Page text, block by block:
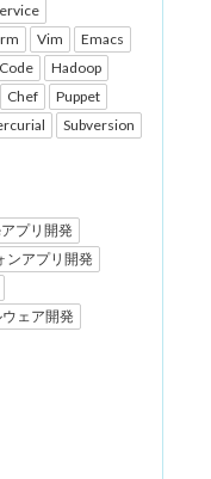
Vim
Emacs
Hadoop
Chef
Puppet
Subversion
プリ開発
ンアプリ開発
ェア開発